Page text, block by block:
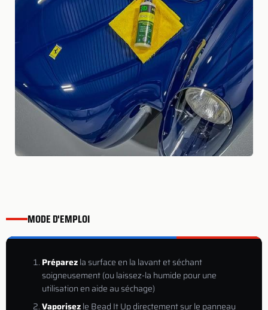
MODE D'EMPLOI
Préparezla surface en la lavant et séchant
soigneusement (ou laissez-la humide pour une
utilisation en aide au séchage)
Vaporisezle Bead It Up directement sur le panneau